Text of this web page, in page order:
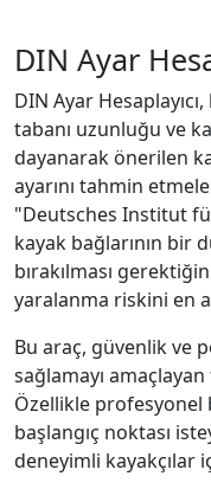
DIN Ayar
DIN Ayar Hesaplayıcı,
tabanı uzunluğu ve
dayanarak önerilen
ayarını tahmin
"Deutsches Institut
kayak bağlarının bir
bırakılması
yaralanma riskini en
Bu araç, güvenlik ve
sağlamayı
Özellikle profesyonel
başlangıç noktası
deneyimli kayakçılar